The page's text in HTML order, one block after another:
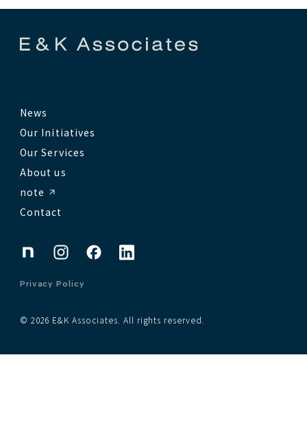
News
Our Initiatives
Our Services
About us
note
Contact
Privacy Policy
© 2026 E&K Associates. All rights reserved.